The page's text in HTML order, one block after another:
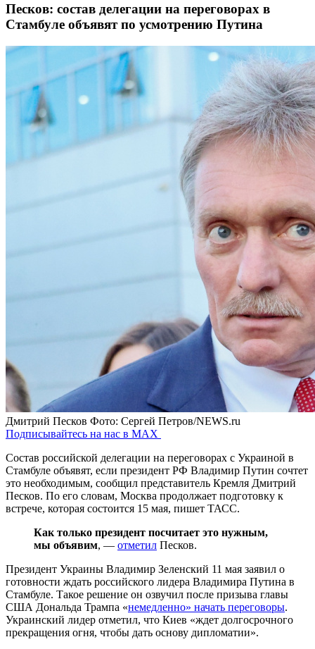
Песков: состав делегации на переговорах в
Стамбуле объявят по усмотрению Путина
Дмитрий Песков Фото: Сергей Петров/NEWS.ru
Подписывайтесь на нас в MAX
Состав российской делегации на переговорах с Украиной в
Стамбуле объявят, если президент РФ Владимир Путин сочтет
это необходимым, сообщил представитель Кремля Дмитрий
Песков. По его словам, Москва продолжает подготовку к
встрече, которая состоится 15 мая, пишет ТАСС.
Как только президент посчитает это нужным,
мы объявим, — отметил Песков.
Президент Украины Владимир Зеленский 11 мая заявил о
готовности ждать российского лидера Владимира Путина в
Стамбуле. Такое решение он озвучил после призыва главы
США Дональда Трампа «немедленно» начать переговоры.
Украинский лидер отметил, что Киев «ждет долгосрочного
прекращения огня, чтобы дать основу дипломатии».